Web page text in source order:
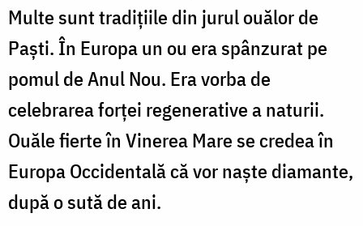
Multe sunt tradiţiile din jurul ouălor de
Paşti. În Europa un ou era spânzurat pe
pomul de Anul Nou. Era vorba de
celebrarea forţei regenerative a naturii.
Ouăle fierte în Vinerea Mare se credea în
Europa Occidentală că vor naşte diamante,
după o sută de ani.